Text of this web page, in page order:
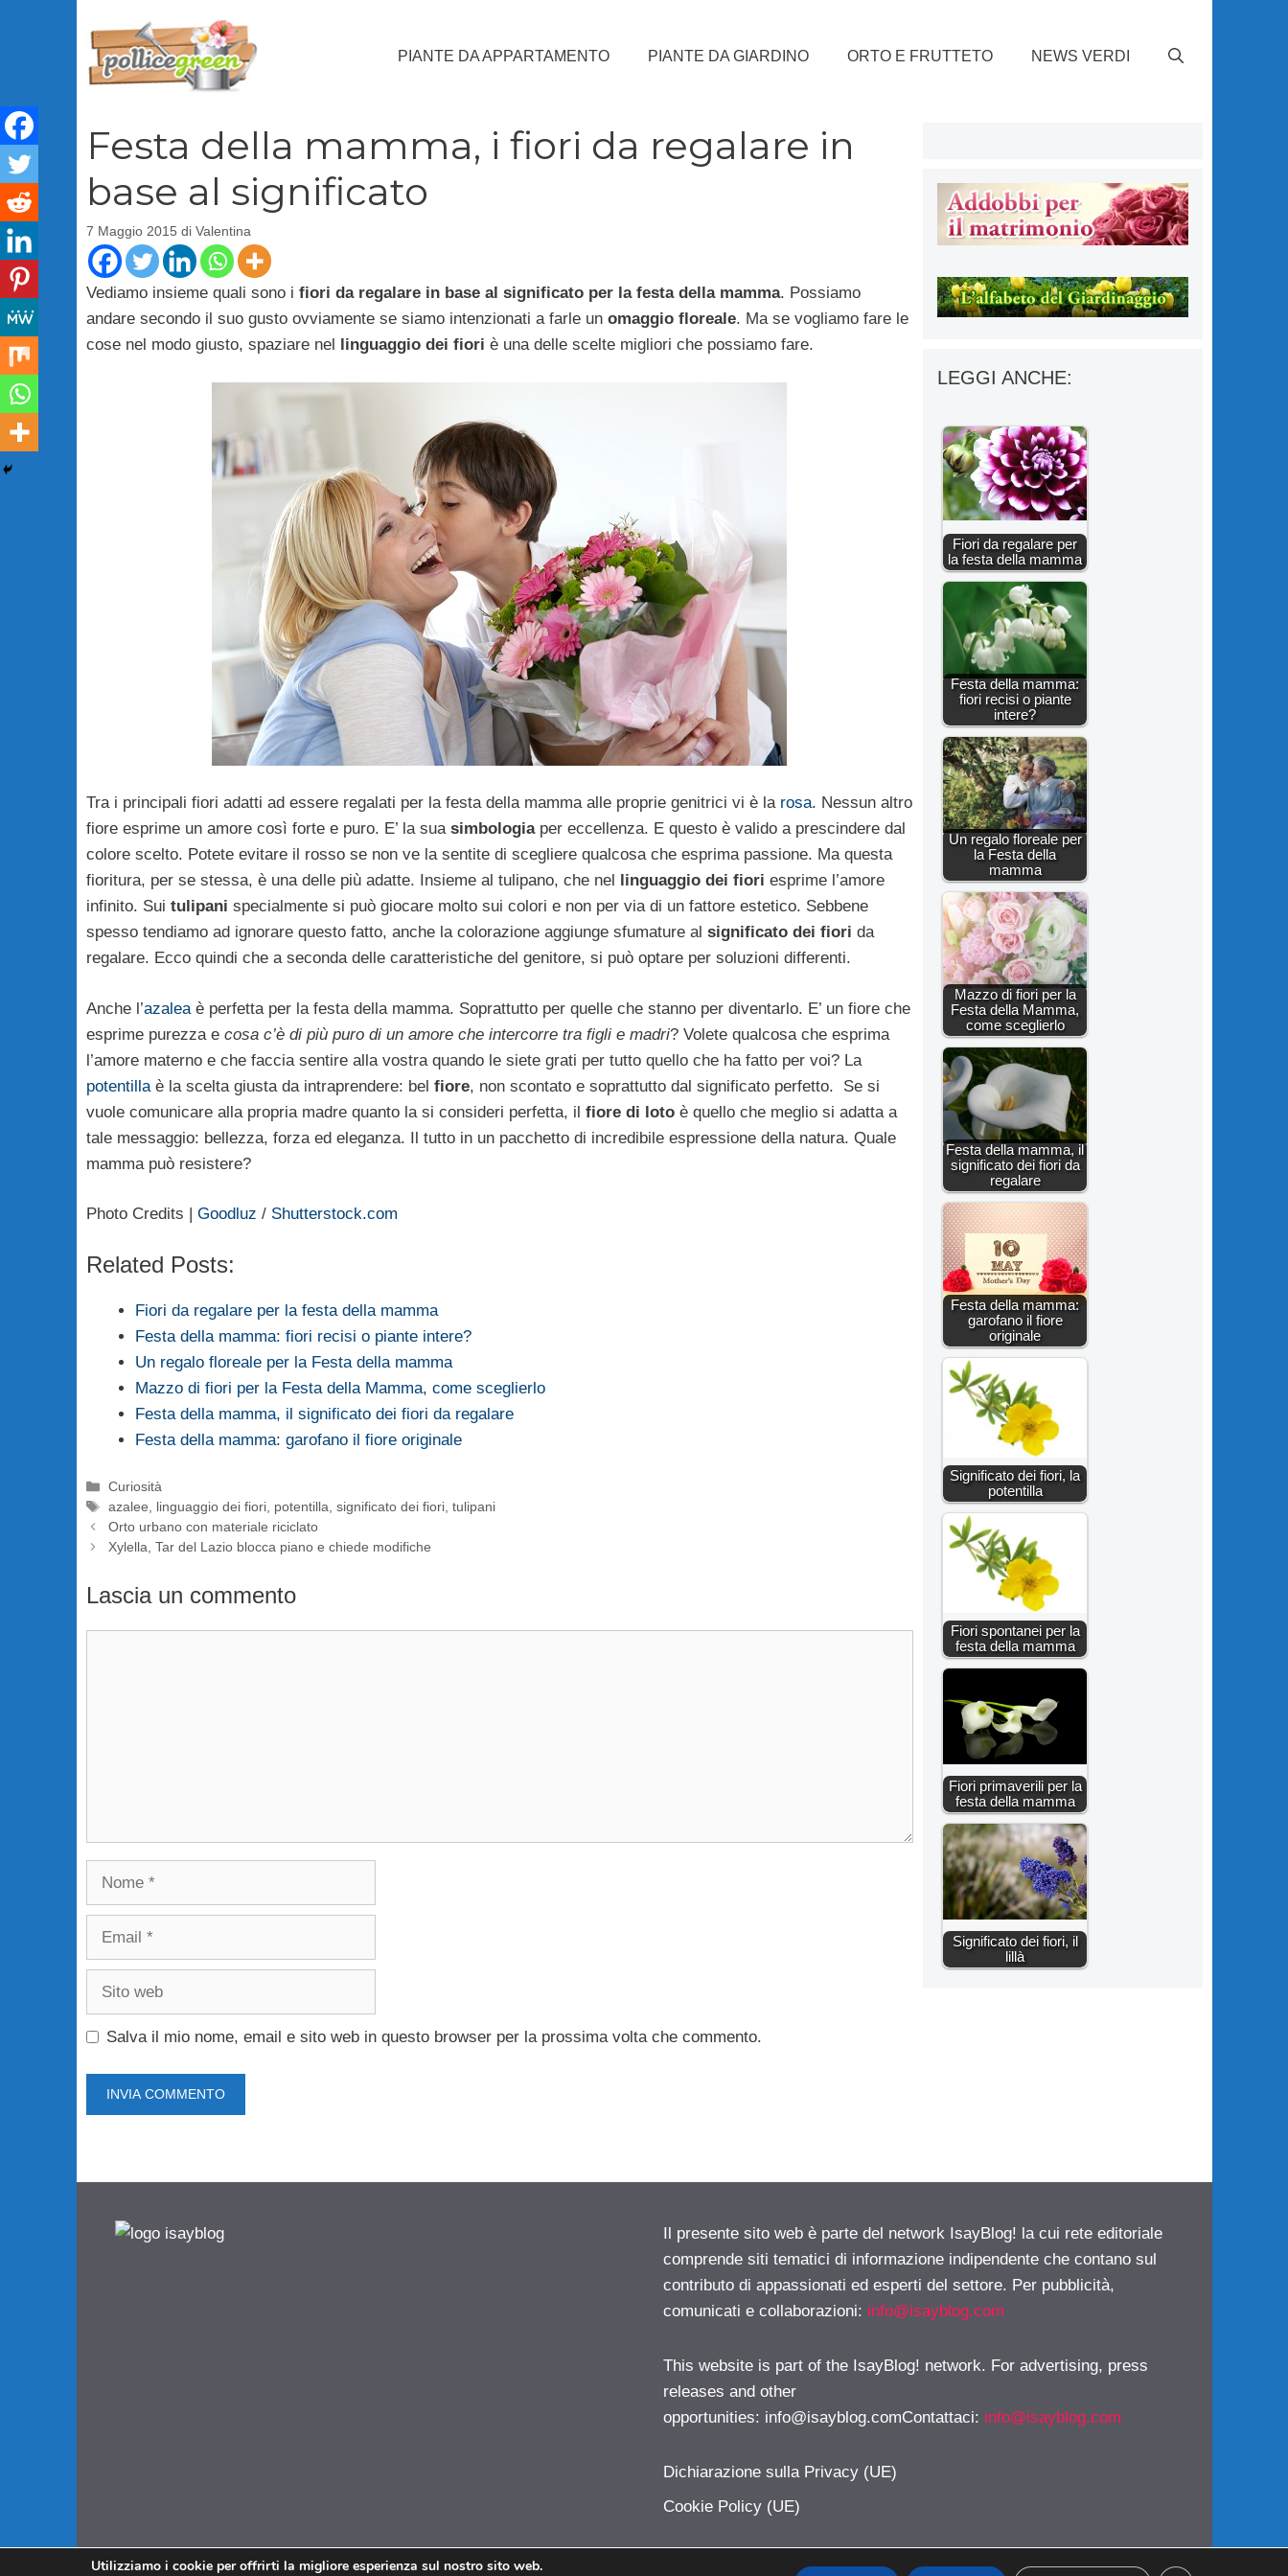
PIANTE DA APPARTAMENTO PIANTE DA GIARDINO ORTO E FRUTTETO NEWS VERDI
Festa della mamma, i fiori da regalare in
base al significato
7 Maggio 2015 di Valentina
Vediamo insieme quali sono i fiori da regalare in base al significato per la festa della mamma. Possiamo
andare secondo il suo gusto ovviamente se siamo intenzionati a farle un omaggio floreale. Ma se vogliamo fare le
cose nel modo giusto, spaziare nel
linguaggio dei fiori è una delle scelte migliori che possiamo fare.
Tra i principali fiori adatti ad essere regalati per la festa della mamma alle proprie genitrici vi è la rosa. Nessun altro
fiore esprime un amore così forte e puro. E’ la suasimbologiaper eccellenza. E questo è valido a prescindere dal
colore scelto. Potete evitare il rosso se non ve la sentite di scegliere qualcosa che esprima passione. Ma questa
fioritura, per se stessa, è una delle più adatte. Insieme al tulipano, che nel
linguaggio dei fiori esprime l’amore
infinito. Sui tulipani specialmente si può giocare molto sui colori e non per via di un fattore estetico. Sebbene
spesso tendiamo ad ignorare questo fatto, anche la colorazione aggiunge sfumature al significato dei fiori da
regalare. Ecco quindi che a seconda delle caratteristiche del genitore, si può optare per soluzioni differenti.
Anche l’azaleaè perfetta per la festa della mamma. Soprattutto per quelle che stanno per diventarlo. E’ un fiore che
esprime purezza e cosa c’è di più puro di un amore che intercorre tra figli e madri? Volete qualcosa che esprima
l’amore materno e che faccia sentire alla vostra quando le siete grati per tutto quello che ha fatto per voi? La
potentillaè la scelta giusta da intraprendere: bel fiore, non scontato e soprattutto dal significato perfetto. Se si
vuole comunicare alla propria madre quanto la si consideri perfetta, il fiore di lotoè quello che meglio si adatta a
tale messaggio: bellezza, forza ed eleganza. Il tutto in un pacchetto di incredibile espressione della natura. Quale
mamma può resistere?
Photo Credits | Goodluz / Shutterstock.com
Related Posts:
Fiori da regalare per la festa della mamma
Festa della mamma: fiori recisi o piante intere?
Un regalo floreale per la Festa della mamma
Mazzo di fiori per la Festa della Mamma, come sceglierlo
Festa della mamma, il significato dei fiori da regalare
Festa della mamma: garofano il fiore originale
Categorie
Curiosità
Tag
azalee, linguaggio dei fiori, potentilla, significato dei fiori, tulipani
Orto urbano con materiale riciclato
Xylella, Tar del Lazio blocca piano e chiede modifiche
Lascia un commento
Nome
Email
Sito
Salva il mio nome, email e sito web in questo browser per la prossima volta che commento.
LEGGI ANCHE:
Fiori da regalare per
la festa della mamma
Festa della mamma:
fiori recisi o piante
intere?
Un regalo floreale per
la Festa della
mamma
Mazzo di fiori per la
Festa della Mamma,
come sceglierlo
Festa della mamma, il
significato dei fiori da
regalare
Festa della mamma:
garofano il fiore
originale
Significato dei fiori, la
potentilla
Fiori spontanei per la
festa della mamma
Fiori primaverili per la
festa della mamma
Significato dei fiori, il
lillà
Il presente sito web è parte del network IsayBlog! la cui rete editoriale
comprende siti tematici di informazione indipendente che contano sul
contributo di appassionati ed esperti del settore. Per pubblicità,
comunicati e collaborazioni: info@isayblog.com
This website is part of the IsayBlog! network. For advertising, press
releases and other
opportunities: info@isayblog.comContattaci: info@isayblog.com
Dichiarazione sulla Privacy (UE)
Cookie Policy (UE)
Utilizziamo i cookie per offrirti la migliore esperienza sul nostro sito web.